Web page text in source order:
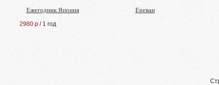
Ежегодник Япония
2980 р / 1 год
Ереван